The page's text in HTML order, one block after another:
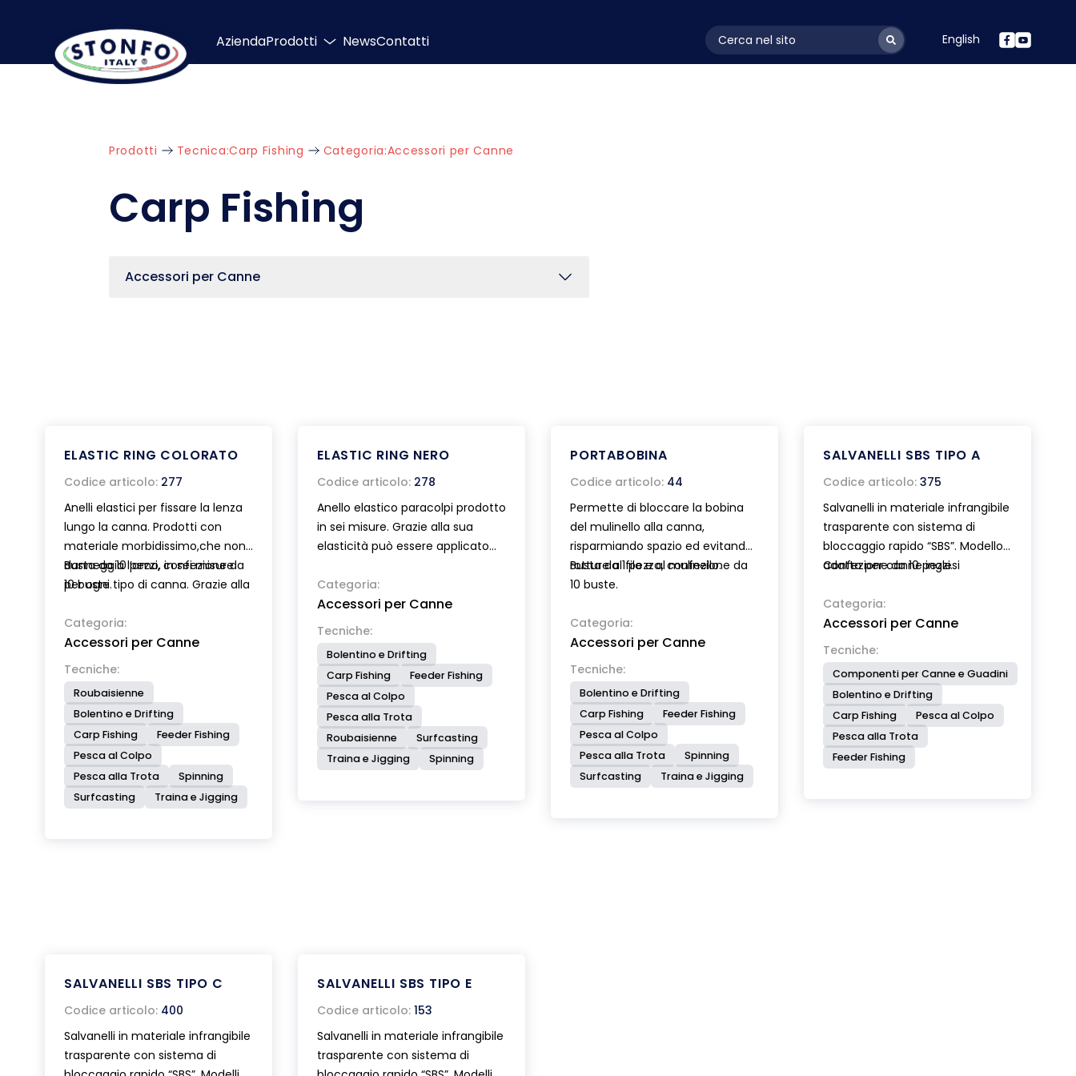
AziendaProdotti NewsContatti layoutSearchLabel English
Prodotti Tecnica:Carp Fishing Categoria:Accessori per Canne
Carp Fishing
Accessori per Canne
ELASTIC RING COLORATO
Codice articolo: 277
Anelli elastici per fissare la lenza
lungo la canna. Prodotti con
materiale morbidissimo,che non
danneggia l’amo, in sei misure
per ogni tipo di canna. Grazie alla
molto visibile è ottimo per
evidenziare gli innesti della
roubaisienne.
Busta da 10 pezzi, confezione da
10 buste.
Categoria:
Accessori per Canne
Tecniche:
Roubaisienne
Bolentino e Drifting
Carp Fishing
Feeder Fishing
Pesca al Colpo
Pesca alla Trota
Spinning
Surfcasting
Traina e Jigging
ELASTIC RING NERO
Codice articolo: 278
Anello elastico paracolpi prodotto
in sei misure. Grazie alla sua
elasticità può essere applicato
montati. Commercializzato in
busta da 12 pezzi assortiti in varie
misure.
Categoria:
Accessori per Canne
Tecniche:
Bolentino e Drifting
Carp Fishing
Feeder Fishing
Pesca al Colpo
Pesca alla Trota
Roubaisienne
Surfcasting
Traina e Jigging
Spinning
PORTABOBINA
Codice articolo: 44
Permette di bloccare la bobina
del mulinello alla canna,
risparmiando spazio ed evitando
rotture al filo e al mulinello.
Busta da 1 pezzo, confezione da
10 buste.
Categoria:
Accessori per Canne
Tecniche:
Bolentino e Drifting
Carp Fishing
Feeder Fishing
Pesca al Colpo
Pesca alla Trota
Spinning
Surfcasting
Traina e Jigging
SALVANELLI SBS TIPO A
Codice articolo: 375
Salvanelli in materiale infrangibile
trasparente con sistema di
bloccaggio rapido “SBS”. Modello
adatto per canne inglesi
bolognesi . Brevettato.
Confezione da 10 pezzi.
Categoria:
Accessori per Canne
Tecniche:
Componenti per Canne e Guadini
Bolentino e Drifting
Carp Fishing
Pesca al Colpo
Pesca alla Trota
Feeder Fishing
SALVANELLI SBS TIPO C
Codice articolo: 400
Salvanelli in materiale infrangibile
trasparente con sistema di
SALVANELLI SBS TIPO E
Codice articolo: 153
Salvanelli in materiale infrangibile
trasparente con sistema di